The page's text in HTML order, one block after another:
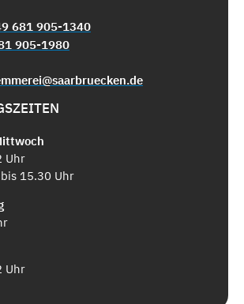
681 905-1340
905-1980
Uhr
15.30 Uhr
Uhr